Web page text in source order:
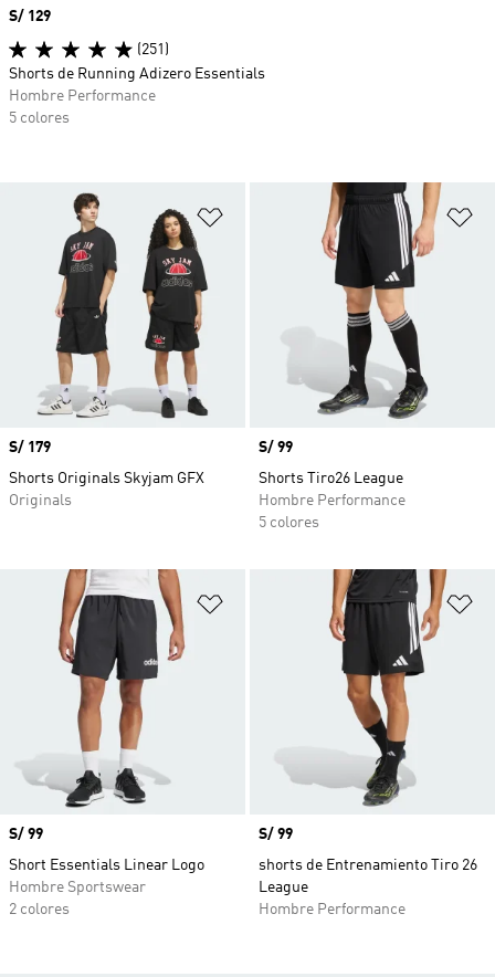
Añadir a la lista de deseos
Precio
S/ 179
Shorts Originals Skyjam GFX
Originals
Precio
S/ 99
Shorts Tiro26 League
Hombre Performance
5 colores
Añadir a la lista de deseos
Precio
S/ 99
Short Essentials Linear Logo
Hombre Sportswear
2 colores
Precio
S/ 99
shorts de Entrenamiento Tiro 26
League
Hombre Performance
Precio
S/ 129
(251)
Shorts de Running Adizero Essentials
Hombre Performance
5 colores